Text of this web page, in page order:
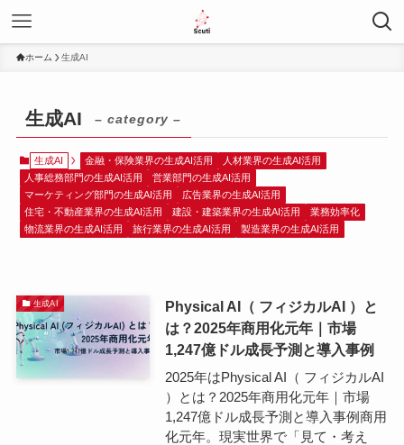
ホーム 生成AI
生成AI – category –
生成AI 金融・保険業界の生成AI活用
人材業界の生成AI活用
人事総務部門の生成AI活用
営業部門の生成AI活用
マーケティング部門の生成AI活用
広告業界の生成AI活用
住宅・不動産業界の生成AI活用
建設・建築業界の生成AI活用
業務効率化
物流業界の生成AI活用
旅行業界の生成AI活用 製造業界の生成AI活用
生成AI
Physical AI（ フィジカルAI ）と
は？2025年商用化元年｜市場
1,247億ドル成長予測と導入事例
2025年はPhysical AI（ フィジカルAI
）とは？2025年商用化元年｜市場
1,247億ドル成長予測と導入事例商用
化元年。現実世界で「見て・考え